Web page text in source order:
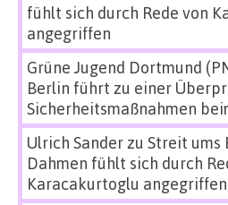
fühlt sich durch Rede von
angegriffen
Grüne Jugend Dortmund
Berlin führt zu einer
Sicherheitsmaßnahmen
Ulrich Sanderzu Streit ums
Dahmen fühlt sich durch
Karacakurtoglu angegriffen